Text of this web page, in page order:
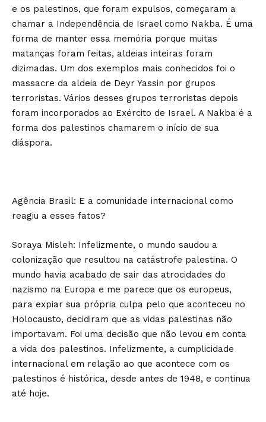
e os palestinos, que foram expulsos, começaram a
chamar a Independência de Israel como Nakba. É uma
forma de manter essa memória porque muitas
matanças foram feitas, aldeias inteiras foram
dizimadas. Um dos exemplos mais conhecidos foi o
massacre da aldeia de Deyr Yassin por grupos
terroristas. Vários desses grupos terroristas depois
foram incorporados ao Exército de Israel. A Nakba é a
forma dos palestinos chamarem o início de sua
diáspora.
Agência Brasil: E a comunidade internacional como
reagiu a esses fatos?
Soraya Misleh: Infelizmente, o mundo saudou a
colonização que resultou na catástrofe palestina. O
mundo havia acabado de sair das atrocidades do
nazismo na Europa e me parece que os europeus,
para expiar sua própria culpa pelo que aconteceu no
Holocausto, decidiram que as vidas palestinas não
importavam. Foi uma decisão que não levou em conta
a vida dos palestinos. Infelizmente, a cumplicidade
internacional em relação ao que acontece com os
palestinos é histórica, desde antes de 1948, e continua
até hoje.